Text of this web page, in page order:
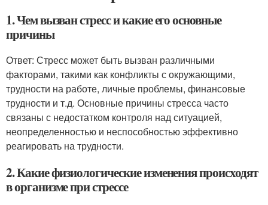
1. Чем вызван стресс и какие его основные
причины
Ответ: Стресс может быть вызван различными
факторами, такими как конфликты с окружающими,
трудности на работе, личные проблемы, финансовые
трудности и т.д. Основные причины стресса часто
связаны с недостатком контроля над ситуацией,
неопределенностью и неспособностью эффективно
реагировать на трудности.
2. Какие физиологические изменения происходят
в организме при стрессе